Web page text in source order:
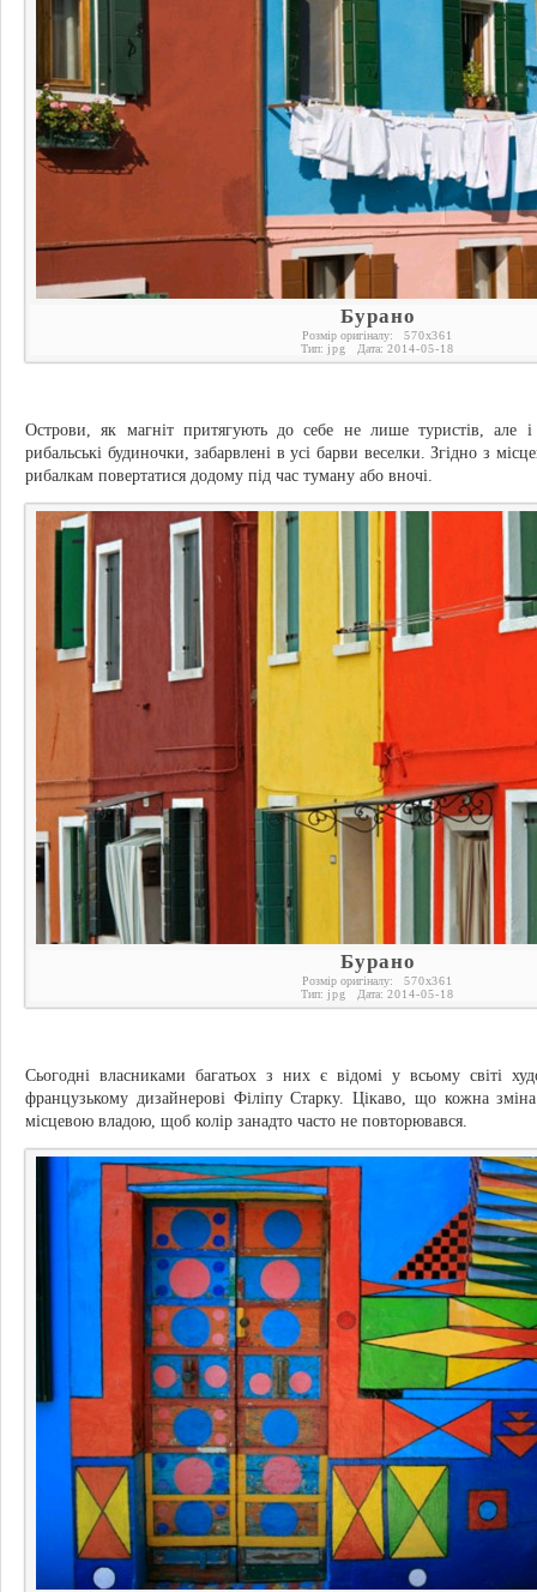
Бурано
Розмір оригіналу: 570x361
Тип: jpg Дата: 2014-05-18
Острови, як магніт притягують до себе не лише туристів, але і
рибальські будиночки, забарвлені в усі барви веселки. Згідно з
рибалкам повертатися додому під час туману або вночі.
Бурано
Розмір оригіналу: 570x361
Тип: jpg Дата: 2014-05-18
Сьогодні власниками багатьох з них є відомі у всьому світі
французькому дизайнерові Філіпу Старку. Цікаво, що кожна
місцевою владою, щоб колір занадто часто не повторювався.